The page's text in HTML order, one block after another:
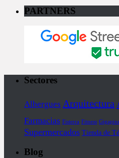
PARTNERS
Sectores
Albergues Arquitectura
Farmacias Fisterra Fitness
Supermercados Tienda de Té
Blog